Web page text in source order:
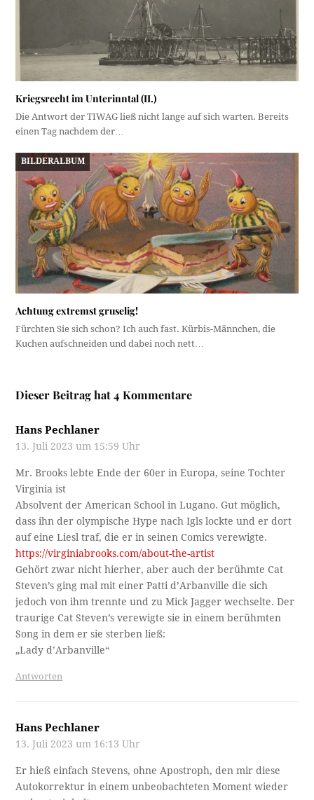
Kriegsrecht im Unterinntal (II.)
Die Antwort der TIWAG ließ nicht lange auf sich warten. Bereits
einen Tag nachdem der…
BILDERALBUM
Achtung extremst gruselig!
Fürchten Sie sich schon? Ich auch fast. Kürbis-Männchen, die
Kuchen aufschneiden und dabei noch nett…
Dieser Beitrag hat 4 Kommentare
Hans Pechlaner
13. Juli 2023 um 15:59 Uhr
Mr. Brooks lebte Ende der 60er in Europa, seine Tochter
Virginia ist
Absolvent der American School in Lugano. Gut möglich,
dass ihn der olympische Hype nach Igls lockte und er dort
auf eine Liesl traf, die er in seinen Comics verewigte.
https://virginiabrooks.com/about-the-artist
Gehört zwar nicht hierher, aber auch der berühmte Cat
Steven’s ging mal mit einer Patti d’Arbanville die sich
jedoch von ihm trennte und zu Mick Jagger wechselte. Der
traurige Cat Steven’s verewigte sie in einem berühmten
Song in dem er sie sterben ließ:
„Lady d’Arbanville“
Antworten
Hans Pechlaner
13. Juli 2023 um 16:13 Uhr
Er hieß einfach Stevens, ohne Apostroph, den mir diese
Autokorrektur in einem unbeobachteten Moment wieder